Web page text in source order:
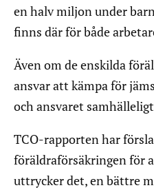
en halv miljon under
finns där för både
Även om de enskilda
ansvar att kämpa för
och ansvaret
TCO-rapporten har
föräldraförsäkringen för
uttrycker det, en bättre